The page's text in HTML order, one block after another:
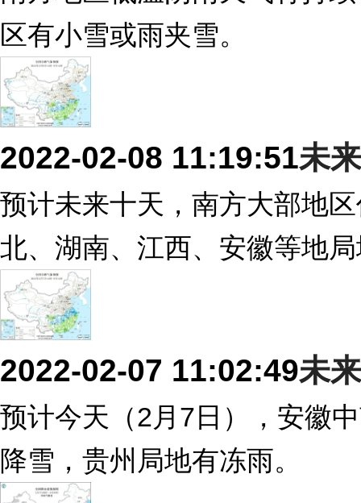
区有小雪或雨夹雪。
2022-02-08 11:19:51未
预计未来十天，南方大部地
北、湖南、江西、安徽等地
2022-02-07 11:02:49未
预计今天（2月7日），安徽
降雪，贵州局地有冻雨。